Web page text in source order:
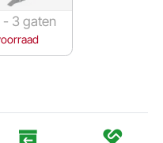
- 3 gaten